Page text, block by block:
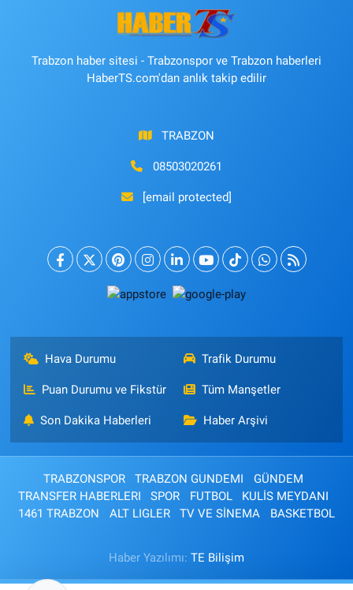
Trabzon haber sitesi - Trabzonspor ve Trabzon haberleri
HaberTS.com'dan anlık takip edilir
TRABZON
08503020261
[email protected]
Hava Durumu Trafik Durumu
Puan Durumu ve Fikstür Tüm Manşetler
Son Dakika Haberleri Haber Arşivi
TRABZONSPOR TRABZON GUNDEMI
GÜNDEM
TRANSFER HABERLERI
SPOR FUTBOL
KULİS MEYDANI
1461 TRABZON
ALT LIGLER TV VE SİNEMA BASKETBOL
Haber Yazılımı: TE Bilişim